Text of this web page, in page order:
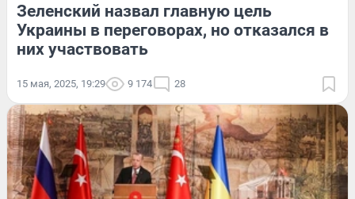
Зеленский назвал главную цель
Украины в переговорах, но отказался в
них участвовать
15 мая, 2025, 19:29 9 174 28